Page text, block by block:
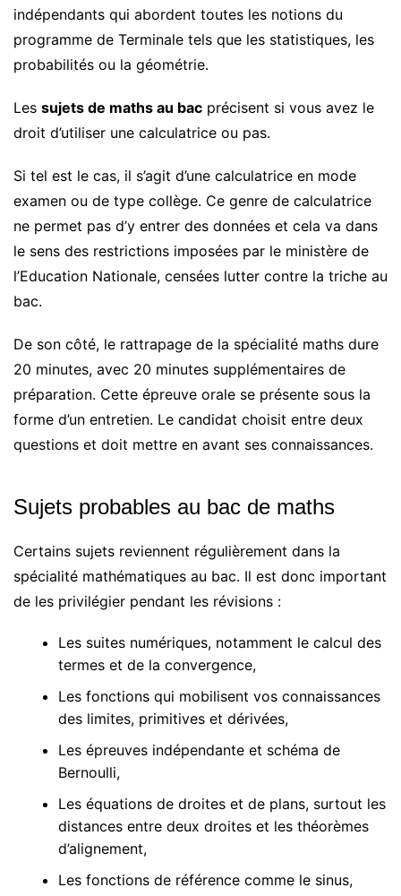
indépendants qui abordent toutes les notions du
programme de Terminale tels que les statistiques, les
probabilités ou la géométrie.
Les sujets de maths au bac précisent si vous avez le
droit d’utiliser une calculatrice ou pas.
Si tel est le cas, il s’agit d’une calculatrice en mode
examen ou de type collège. Ce genre de calculatrice
ne permet pas d’y entrer des données et cela va dans
le sens des restrictions imposées par le ministère de
l’Education Nationale, censées lutter contre la triche au
bac.
De son côté, le rattrapage de la spécialité maths dure
20 minutes, avec 20 minutes supplémentaires de
préparation. Cette épreuve orale se présente sous la
forme d’un entretien. Le candidat choisit entre deux
questions et doit mettre en avant ses connaissances.
Sujets probables au bac de maths
Certains sujets reviennent régulièrement dans la
spécialité mathématiques au bac. Il est donc important
de les privilégier pendant les révisions :
Les suites numériques, notamment le calcul des
termes et de la convergence,
Les fonctions qui mobilisent vos connaissances
des limites, primitives et dérivées,
Les épreuves indépendante et schéma de
Bernoulli,
Les équations de droites et de plans, surtout les
distances entre deux droites et les théorèmes
d’alignement,
Les fonctions de référence comme le sinus,